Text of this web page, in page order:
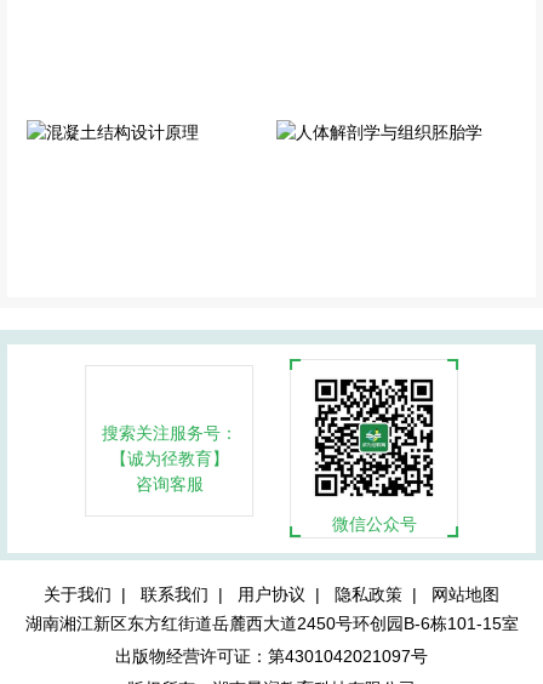
搜索关注服务号：
【诚为径教育】
咨询客服
微信公众号
关于我们 | 联系我们 | 用户协议 | 隐私政策 |
网站地图
湖南湘江新区东方红街道岳麓西大道2450号环创园B-6栋101-15室
出版物经营许可证：第4301042021097号